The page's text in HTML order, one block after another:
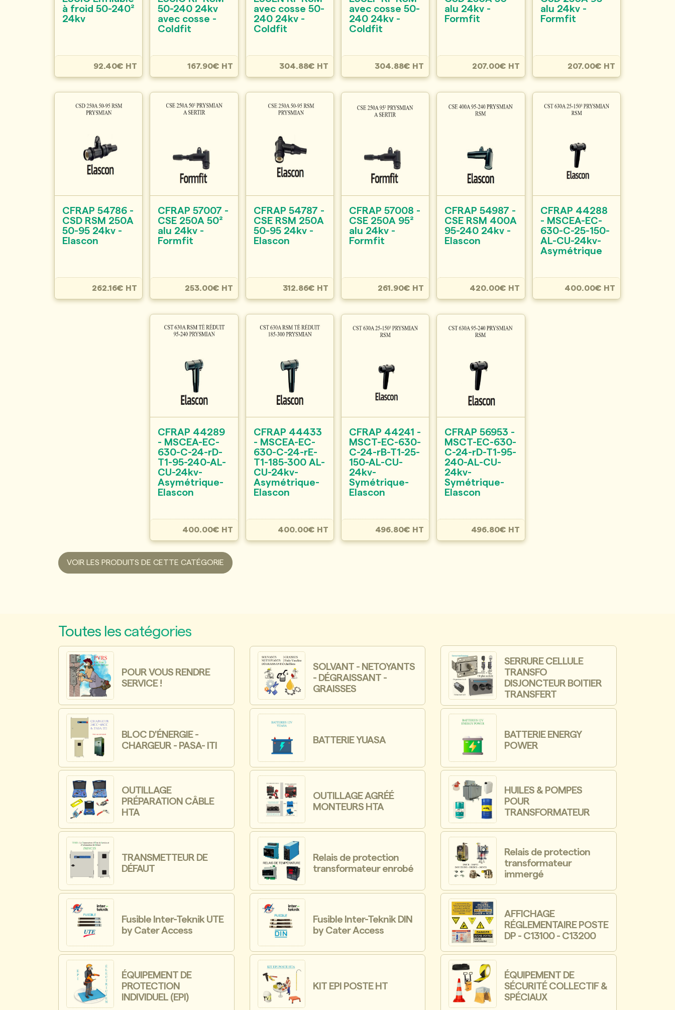
à froid 50-240²
24kv
92.40€ HT
50-240 24kv
avec cosse -
Coldfit
167.90€ HT
avec cosse 50-
240 24kv -
Coldfit
304.88€ HT
avec cosse 50-
240 24kv -
Coldfit
304.88€ HT
alu 24kv -
Formfit
207.00€ HT
alu 24kv -
Formfit
207.00€ HT
CFRAP 54786 -
CSD RSM 250A
50-95 24kv -
Elascon
262.16€ HT
CFRAP 57007 -
CSE 250A 50²
alu 24kv -
Formfit
253.00€ HT
CFRAP 54787 -
CSE RSM 250A
50-95 24kv -
Elascon
312.86€ HT
CFRAP 57008 -
CSE 250A 95²
alu 24kv -
Formfit
261.90€ HT
CFRAP 54987 -
CSE RSM 400A
95-240 24kv -
Elascon
420.00€ HT
CFRAP 44288
- MSCEA-EC-
630-C-25-150-
AL-CU-24kv-
Asymétrique
400.00€ HT
CFRAP 44289
- MSCEA-EC-
630-C-24-rD-
T1-95-240-AL-
CU-24kv-
Asymétrique-
Elascon
400.00€ HT
CFRAP 44433
- MSCEA-EC-
630-C-24-rE-
T1-185-300 AL-
CU-24kv-
Asymétrique-
Elascon
400.00€ HT
CFRAP 44241 -
MSCT-EC-630-
C-24-rB-T1-25-
150-AL-CU-
24kv-
Symétrique-
Elascon
496.80€ HT
CFRAP 56953 -
MSCT-EC-630-
C-24-rD-T1-95-
240-AL-CU-
24kv-
Symétrique-
Elascon
496.80€ HT
VOIR LES PRODUITS DE CETTE CATÉGORIE
Toutes les catégories
POUR VOUS RENDRE
SERVICE !
SOLVANT - NETOYANTS
- DÉGRAISSANT -
GRAISSES
SERRURE CELLULE
TRANSFO
DISJONCTEUR BOITIER
TRANSFERT
BLOC D'ÉNERGIE -
CHARGEUR - PASA- ITI
BATTERIE YUASA
BATTERIE ENERGY
POWER
OUTILLAGE
PRÉPARATION CÂBLE
HTA
OUTILLAGE AGRÉÉ
MONTEURS HTA
HUILES & POMPES
POUR
TRANSFORMATEUR
TRANSMETTEUR DE
DÉFAUT
Relais de protection
transformateur enrobé
Relais de protection
transformateur
immergé
Fusible Inter-Teknik UTE
by Cater Access
Fusible Inter-Teknik DIN
by Cater Access
AFFICHAGE
RÉGLEMENTAIRE POSTE
DP - C13100 - C13200
ÉQUIPEMENT DE
PROTECTION
INDIVIDUEL (EPI)
KIT EPI POSTE HT
ÉQUIPEMENT DE
SÉCURITÉ COLLECTIF &
SPÉCIAUX